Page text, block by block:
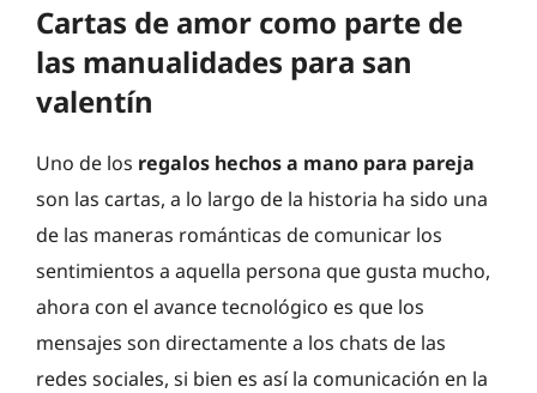
Cartas de amor como parte de
las manualidades para san
valentín
Uno de los regalos hechos a mano para pareja
son las cartas, a lo largo de la historia ha sido una
de las maneras románticas de comunicar los
sentimientos a aquella persona que gusta mucho,
ahora con el avance tecnológico es que los
mensajes son directamente a los chats de las
redes sociales, si bien es así la comunicación en la